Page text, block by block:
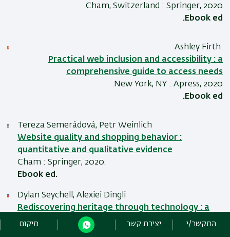
Cham, Switzerland : Springer, 2020.
Ebook ed.
Practical web inclusion and accessibility : a
comprehensive guide to access needs
New York, NY : Apress, 2020.
Ebook ed.
Tereza Semerádová, Petr Weinlich
Website quality and shopping behavior :
quantitative and qualitative evidence
Cham : Springer, 2020.
Ebook ed.
Dylan Seychell, Alexiei Dingli
Rediscovering heritage through technology : a
collection of innovative research case studies
that are reworking the way we experience
התקשר/י יצירת קשר מיקום